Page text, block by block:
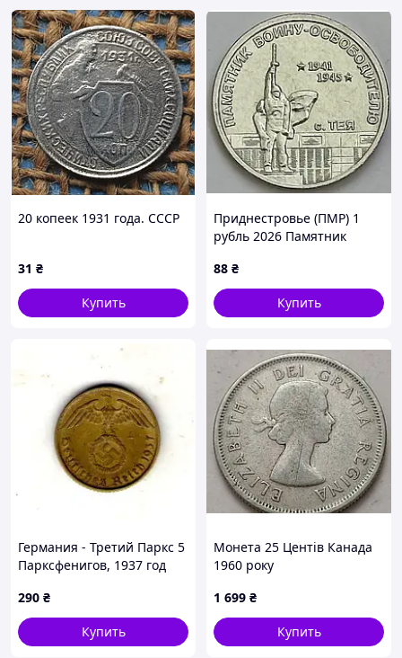
20 копеек 1931 года. СССР
31 ₴
Купить
Приднестровье (ПМР) 1
рубль 2026 Памятник
Тея UNC
88 ₴
Купить
Германия - Третий Паркс 5
Парксфенигов, 1937 год
18mm No3616
290 ₴
Купить
Монета 25 Центів Канада
1960 року
1 699 ₴
Купить